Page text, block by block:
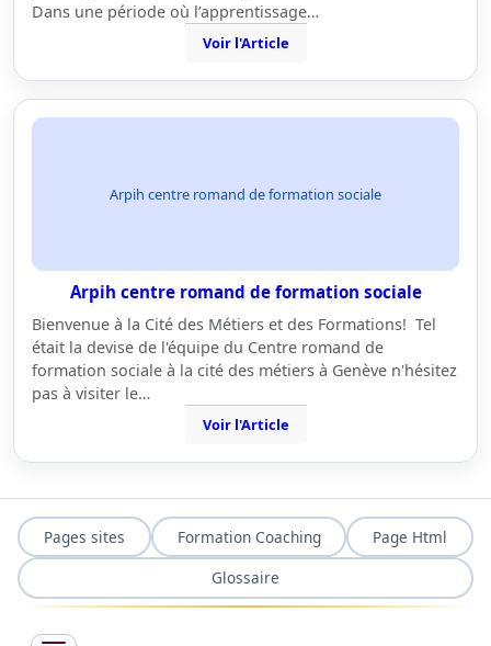
Dans une période où l’apprentissage…
Voir l'Article
Arpih centre romand de formation sociale
Arpih centre romand de formation sociale
Bienvenue à la Cité des Métiers et des Formations! Tel
était la devise de l'équipe du Centre romand de
formation sociale à la cité des métiers à Genève n'hésitez
pas à visiter le…
Voir l'Article
Pages sites Formation Coaching
Page Html
Glossaire